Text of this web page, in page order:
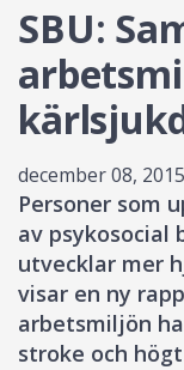
SBU:
december 08, 2015
Personer som
av
utvecklar mer
visar en ny
arbetsmiljön
stroke och